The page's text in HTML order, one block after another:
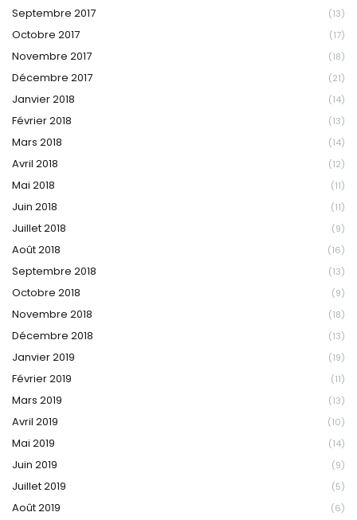
Septembre 2017 (13)
Octobre 2017 (17)
Novembre 2017 (18)
Décembre 2017 (21)
Janvier 2018 (14)
Février 2018 (13)
Mars 2018 (14)
Avril 2018 (12)
Mai 2018 (11)
Juin 2018 (11)
Juillet 2018 (9)
Août 2018 (16)
Septembre 2018 (13)
Octobre 2018 (9)
Novembre 2018 (18)
Décembre 2018 (13)
Janvier 2019 (19)
Février 2019 (11)
Mars 2019 (13)
Avril 2019 (10)
Mai 2019 (14)
Juin 2019 (9)
Juillet 2019 (5)
Août 2019 (6)